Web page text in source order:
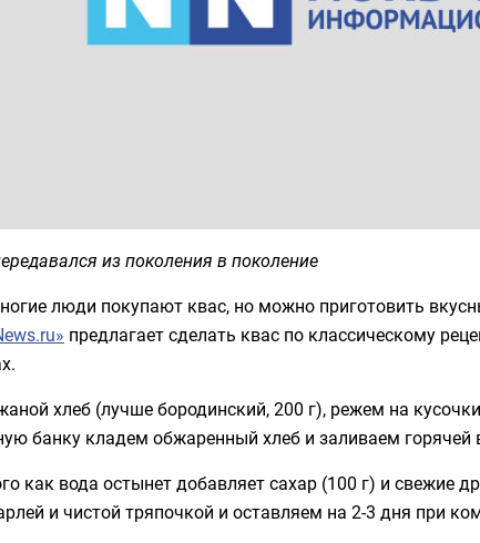
из поколения в поколение
люди покупают квас, но можно приготовить
предлагает сделать квас по классическому
хлеб (лучше бородинский, 200 г), режем на
банку кладем обжаренный хлеб и заливаем горячей
как вода остынет добавляет сахар (100 г) и
и чистой тряпочкой и оставляем на 2-3 дня при